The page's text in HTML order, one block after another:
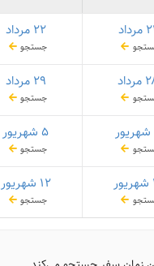
۲۲ مرداد
جستجو
۲۹ مرداد
جستجو
۵ شهریور
جستجو
۱۲ شهریور
جستجو